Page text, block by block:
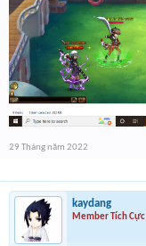
29 Tháng năm 2022
kaydang
Member Tích Cực